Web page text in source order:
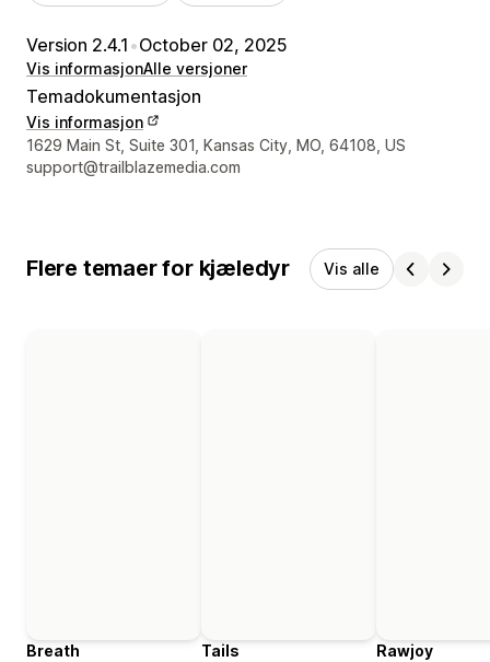
Version 2.4.1 •October 02, 2025
Vis informasjonAlle versjoner
Temadokumentasjon
Vis informasjon
Designerens kontaktinfo
1629 Main St, Suite 301, Kansas City, MO, 64108, US
support@trailblazemedia.com
Flere temaer for kjæledyr Vis alle
Breath
Tails
Rawjoy